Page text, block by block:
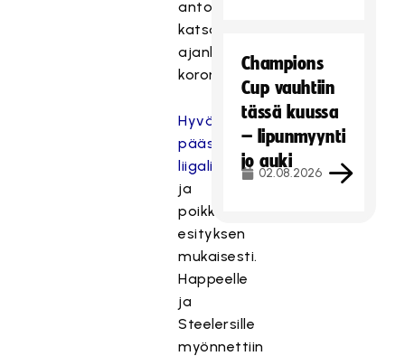
antoivat
katsauksen
ajankohtaisesta
koronatilanteesta.
Hyväksyttiin
pääsarjojen
liigalisenssit
ja
poikkeusluvat
esityksen
mukaisesti.
Happeelle
ja
Steelersille
myönnettiin
Champions
Cup vauhtiin
tässä kuussa
– lipunmyynti
jo auki
02.08.2026